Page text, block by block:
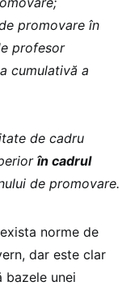
promovare în
profesor
cumulativă a
de cadru
în cadrul
de promovare.
norme de
dar este clar
bazele unei